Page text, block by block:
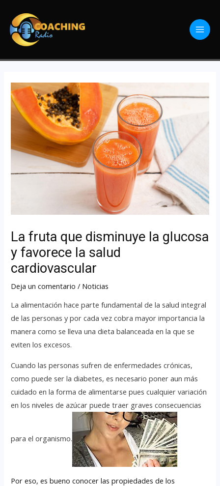
La fruta que disminuye la glucosa
y favorece la salud
cardiovascular
Deja un comentario / Noticias
La alimentación hace parte fundamental de la salud integral
de las personas y por cada vez cobra mayor importancia la
manera como se lleva una dieta balanceada en la que se
eviten los excesos.
Cuando las personas sufren de enfermedades crónicas,
como puede ser la diabetes, es necesario poner aun más
cuidado en la forma de alimentarse pues cualquier variación
en los niveles de azúcar puede traer graves consecuencias
para el organismo.
Por eso, es bueno conocer las propiedades de los